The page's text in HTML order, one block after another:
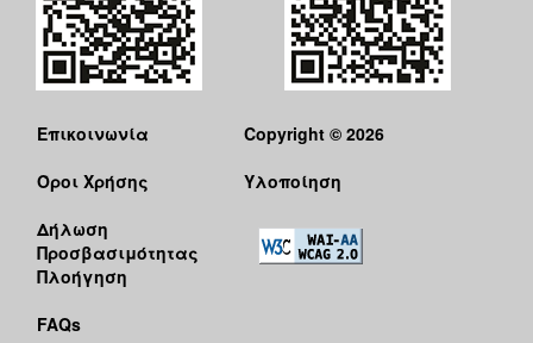
Επικοινωνία
Όροι Χρήσης
Δήλωση
Προσβασιμότητας
Πλοήγηση
FAQs
Copyright © 2026
Υλοποίηση